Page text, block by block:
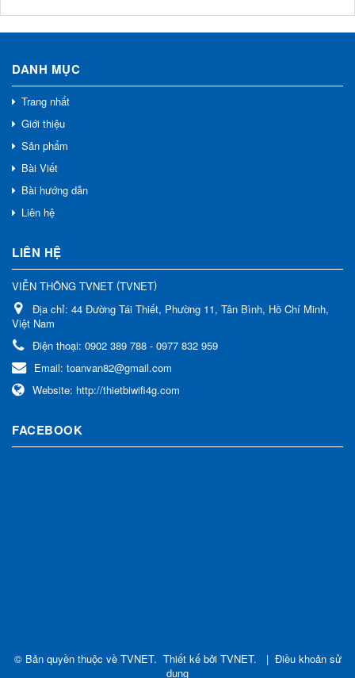
DANH MỤC
Trang nhất
Giới thiệu
Sản phẩm
Bài Viết
Bài hướng dẫn
Liên hệ
LIÊN HỆ
VIỄN THÔNG TVNET (TVNET)
Địa chỉ: 44 Đường Tái Thiết, Phường 11, Tân Bình, Hồ Chí Minh,
Việt Nam
Điện thoại: 0902 389 788 - 0977 832 959
Email: toanvan82@gmail.com
Website: http://thietbiwifi4g.com
FACEBOOK
© Bản quyền thuộc về TVNET. Thiết kế bởi TVNET. | Điều khoản sử
dụng